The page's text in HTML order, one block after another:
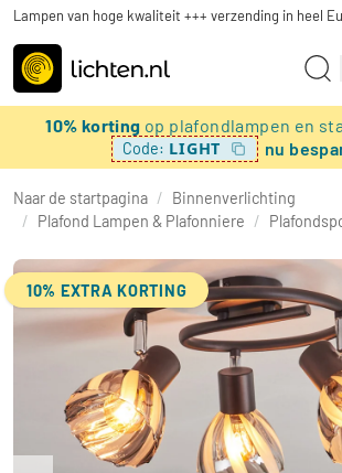
Lampen van hoge kwaliteit +++ verzending in heel
10% korting op plafondlampen en
Code: LIGHT nu
Naar de startpagina / Binnenverlichting
/ Plafond Lampen & Plafonniere /
10% EXTRA KORTING